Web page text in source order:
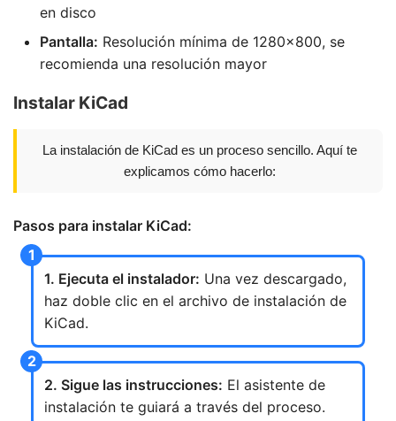
en disco
Pantalla: Resolución mínima de 1280x800, se
recomienda una resolución mayor
Instalar KiCad
La instalación de KiCad es un proceso sencillo. Aquí te
explicamos cómo hacerlo:
Pasos para instalar KiCad:
1. Ejecuta el instalador: Una vez descargado,
haz doble clic en el archivo de instalación de
KiCad.
2. Sigue las instrucciones: El asistente de
instalación te guiará a través del proceso.